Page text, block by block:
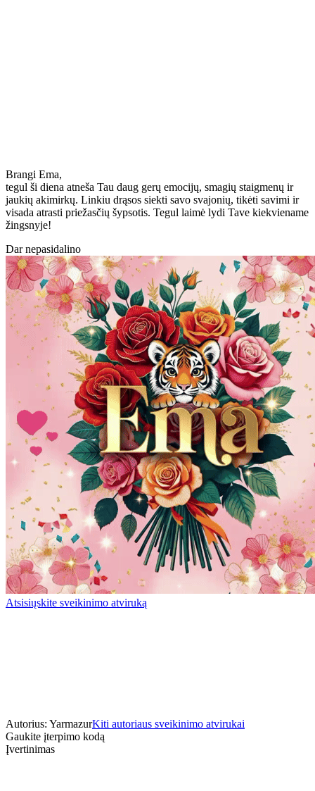
Brangi Ema,
tegul ši diena atneša Tau daug gerų emocijų, smagių staigmenų ir
jaukių akimirkų. Linkiu drąsos siekti savo svajonių, tikėti savimi ir
visada atrasti priežasčių šypsotis. Tegul laimė lydi Tave kiekviename
žingsnyje!
Dar nepasidalino
Atsisiųskite sveikinimo atviruką
Autorius: YarmazurKiti autoriaus sveikinimo atvirukai
Gaukite įterpimo kodą
Įvertinimas